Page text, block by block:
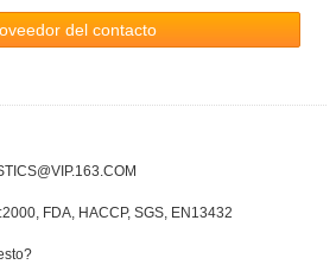
del contacto
FDA, HACCP, SGS, EN13432